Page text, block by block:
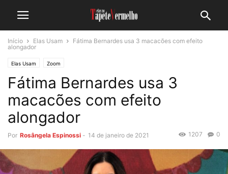
Início Elas Usam
Fátima Bernardes usa 3 macacões com efeito
alongador
Elas Usam Zoom
Fátima Bernardes usa 3
macacões com efeito
alongador
Por Rosângela Espinossi - 14 de janeiro de 2021 0
1207